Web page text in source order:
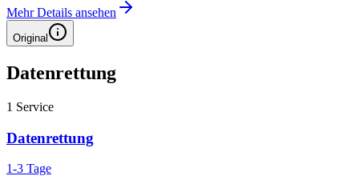
Mehr Details ansehen
Original
Datenrettung
1 Service
Datenrettung
1-3 Tage